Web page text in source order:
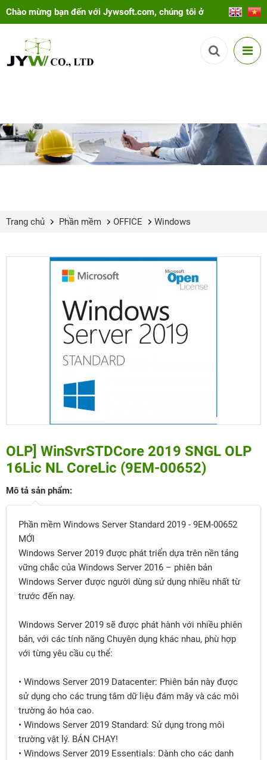
Chào mừng bạn đến với Jywsoft.com, chúng tôi ở
đây để giúp bạn!
Trang chủ Phần mềm OFFICE Windows
OLP] WinSvrSTDCore 2019 SNGL OLP
16Lic NL CoreLic (9EM-00652)
Mô tả sản phẩm:
Phần mềm Windows Server Standard 2019 - 9EM-00652
MỚI
Windows Server 2019 được phát triển dựa trên nền tảng
vững chắc của Windows Server 2016 – phiên bản
Windows Server được người dùng sử dụng nhiều nhất từ
trước đến nay.
Windows Server 2019 sẽ được phát hành với nhiều phiên
bản, với các tính năng Chuyên dụng khác nhau, phù hợp
với từng yêu cầu cụ thể:
• Windows Server 2019 Datacenter: Phiên bản này được
sử dụng cho các trung tâm dữ liệu đám mây và các môi
trường ảo hóa cao.
• Windows Server 2019 Standard: Sử dụng trong môi
trường vật lý. BÁN CHẠY!
• Windows Server 2019 Essentials: Dành cho các danh